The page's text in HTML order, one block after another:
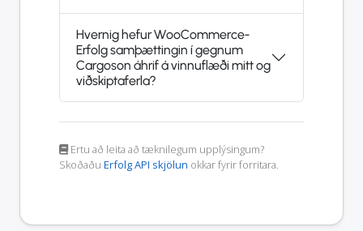
Hvernig hefur WooCommerce-
Erfolg samþættingin í gegnum
Cargoson áhrif á vinnuflæði mitt og
viðskiptaferla?
Ertu að leita að tæknilegum upplýsingum?
Skoðaðu Erfolg API skjölun okkar fyrir forritara.